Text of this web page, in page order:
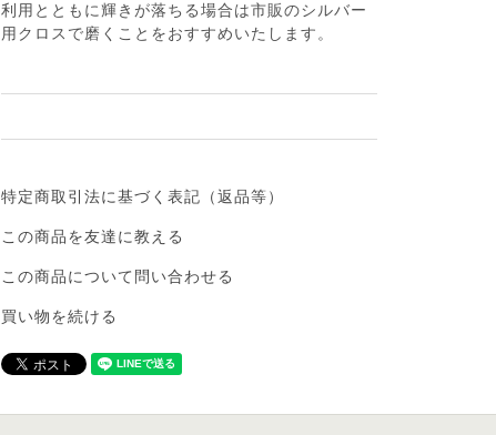
利用とともに輝きが落ちる場合は市販のシルバー
用クロスで磨くことをおすすめいたします。
特定商取引法に基づく表記（返品等）
この商品を友達に教える
この商品について問い合わせる
買い物を続ける